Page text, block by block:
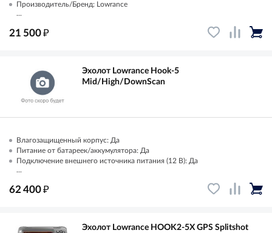
Производитель/Бренд: Lowrance
...
21 500₽
Эхолот Lowrance Hook-5
Mid/High/DownScan
Влагозащищенный корпус: Да
Питание от батареек/аккумулятора: Да
Подключение внешнего источника питания (12 В): Да
...
62 400₽
Эхолот Lowrance HOOK2-5X GPS Splitshot